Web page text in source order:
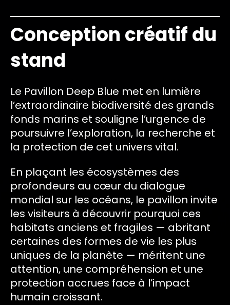
Conception créatif du
stand
Le Pavillon Deep Blue met en lumière
l’extraordinaire biodiversité des grands
fonds marins et souligne l’urgence de
poursuivre l’exploration, la recherche et
la protection de cet univers vital.
En plaçant les écosystèmes des
profondeurs au cœur du dialogue
mondial sur les océans, le pavillon invite
les visiteurs à découvrir pourquoi ces
habitats anciens et fragiles — abritant
certaines des formes de vie les plus
uniques de la planète — méritent une
attention, une compréhension et une
protection accrues face à l’impact
humain croissant.